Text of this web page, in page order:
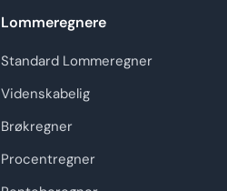
Lommeregnere
Standard Lommeregner
Videnskabelig
Brøkregner
Procentregner